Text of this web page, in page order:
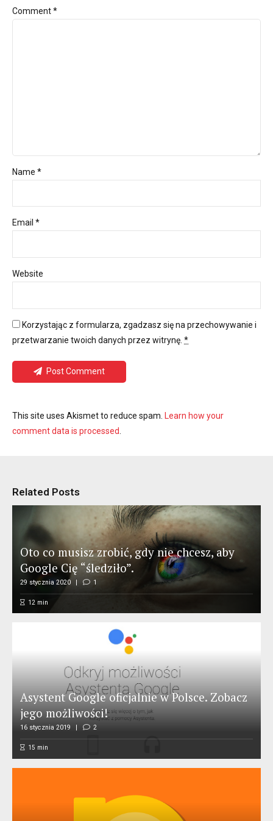
Comment*
Name *
Email *
Website
Korzystając z formularza, zgadzasz się na przechowywanie i
przetwarzanie twoich danych przez witrynę. *
Post Comment
This site uses Akismet to reduce spam. Learn how your
comment data is processed
Related Posts
Oto co musisz zrobić, gdy nie chcesz, aby
Google Cię “śledziło”.
29 stycznia 2020 1
12 min
Asystent Google oficjalnie w Polsce. Zobacz
jego możliwości!
16 stycznia 2019 2
15 min